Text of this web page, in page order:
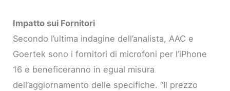
Impatto sui Fornitori
Secondo l’ultima indagine dell’analista, AAC e
Goertek sono i fornitori di microfoni per l’iPhone
16 e beneficeranno in egual misura
dell’aggiornamento delle specifiche. “Il prezzo